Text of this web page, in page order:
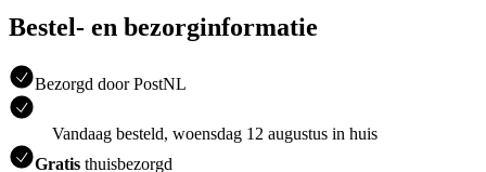
Bestel- en bezorginformatie
Bezorgd door PostNL
Vandaag besteld, woensdag 12 augustus in huis
Gratis thuisbezorgd